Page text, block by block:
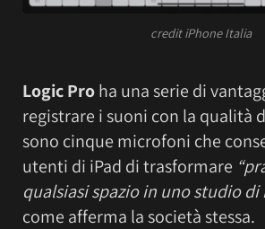
credit iPhone Italia
Logic Proha una serie di
registrare i suoni con la qualità
sono cinque microfoni che
utenti di iPad di trasformare
qualsiasi spazio in uno studio di
come afferma la società stessa.